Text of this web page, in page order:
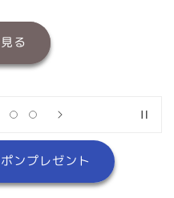
る
ンプレゼント